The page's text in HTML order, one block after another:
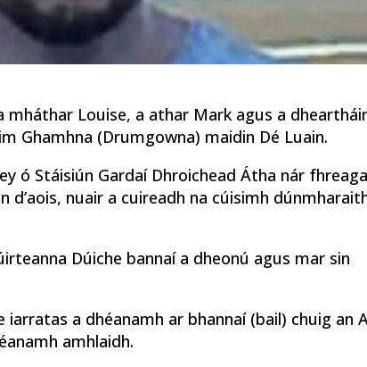
mháthar Louise, a athar Mark agus a
Ghamhna (Drumgowna) maidin Dé Luain.
ó Stáisiún Gardaí Dhroichead Átha nár
d’aois, nuair a cuireadh na cúisimh
Dúiche bannaí a dheonú agus mar sin
a dhéanamh ar bhannaí (bail) chuig an
amhlaidh.